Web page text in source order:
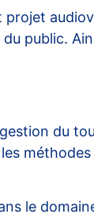
projet
public.
du
le